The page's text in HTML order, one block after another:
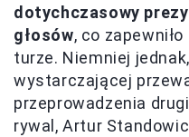
dotychczasowy
głosów, co
turze. Niemniej
wystarczającej
przeprowadzenia
rywal, Artur